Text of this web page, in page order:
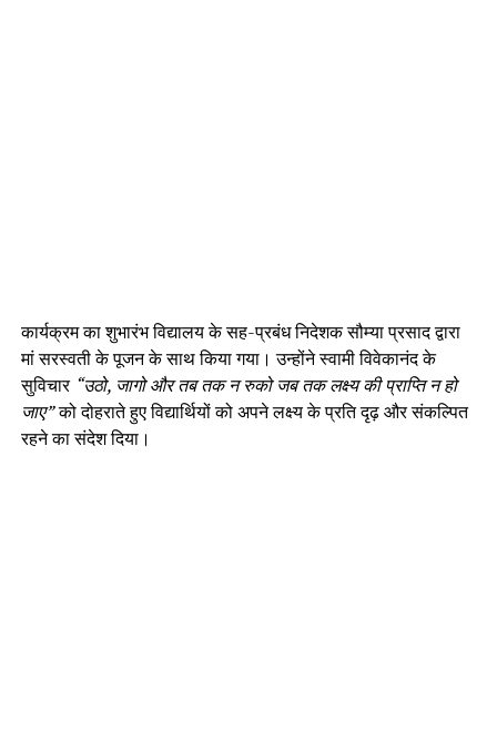
कार्यक्रम का शुभारंभ विद्यालय के सह-प्रबंध निदेशक सौम्या प्रसाद द्वारा
मां सरस्वती के पूजन के साथ किया गया। उन्होंने स्वामी विवेकानंद के
सुविचार “उठो, जागो और तब तक न रुको जब तक लक्ष्य की प्राप्ति न हो
जाए”को दोहराते हुए विद्यार्थियों को अपने लक्ष्य के प्रति दृढ़ और संकल्पित
रहने का संदेश दिया।